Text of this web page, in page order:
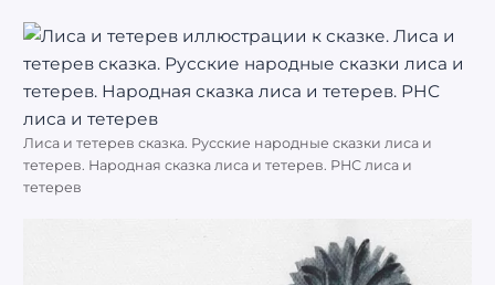
Лиса и тетерев сказка. Русские народные сказки лиса и
тетерев. Народная сказка лиса и тетерев. РНС лиса и
тетерев